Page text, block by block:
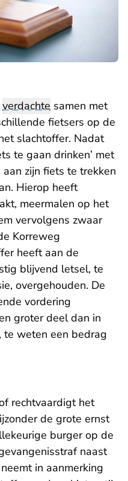
verdachte samen met
fietsers op de
slachtoffer. Nadat
te gaan drinken’ met
zijn fiets te trekken
Hierop heeft
meermalen op het
vervolgens zwaar
Korreweg
heeft aan de
blijvend letsel, te
overgehouden. De
vordering
groter deel dan in
te weten een bedrag
rechtvaardigt het
de grote ernst
burger op de
naast
in aanmerking